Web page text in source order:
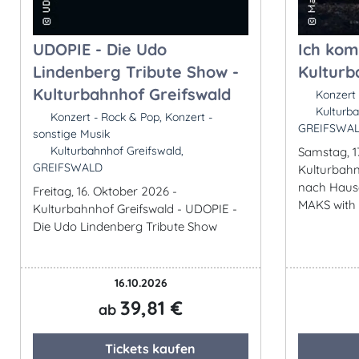
UDOPIE - Die Udo
Lindenberg Tribute Show -
Kulturbahnhof Greifswald
Konzert - Rock & Pop, Konzert -
sonstige Musik
Kulturbahnhof Greifswald,
GREIFSWALD
Freitag, 16. Oktober 2026 -
Kulturbahnhof Greifswald - UDOPIE -
Die Udo Lindenberg Tribute Show
16.10.2026
ab 39,81 €
Tickets kaufen
Ich
Samstag,
nach
MAKS